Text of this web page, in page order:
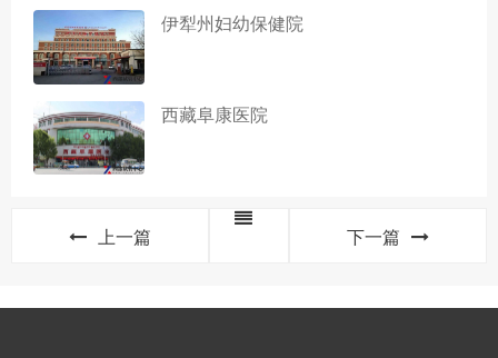
伊犁州妇幼保健院
西藏阜康医院
上一篇 下一篇